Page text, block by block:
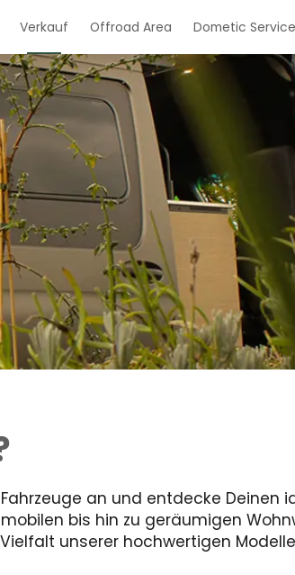
Verkauf Offroad Area Dometic
an und entdecke Deinen
bis hin zu geräumigen
unserer hochwertigen